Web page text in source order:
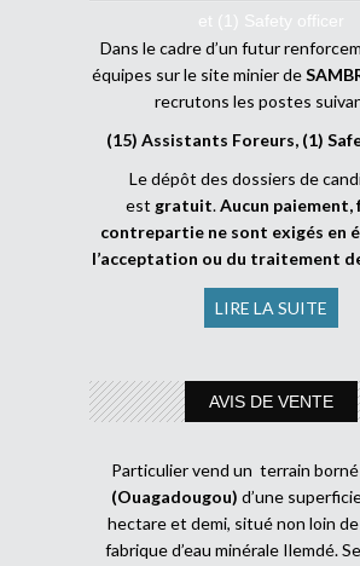
et (1) Safety officer
Dans le cadre d’un futur
équipes sur le site minier de
recrutons les postes
(15) Assistants Foreurs, (1)
Le dépôt des dossiers de
est gratuit.Aucun paiement,
contrepartie ne sont exigés en
l’acceptation ou du traitement
LIRE LA SUITE
AVIS DE VENTE
Particulier vend un terrain borné
(Ouagadougou) d’une
hectare et demi, situé non loin de
fabrique d’eau minérale Ilemdé.